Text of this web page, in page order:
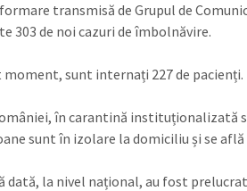
transmisă de Grupul de
303 de noi cazuri de îmbolnăvire.
moment, sunt internați 227 de pacienți.
în carantină instituționalizată
sunt în izolare la domiciliu și se
dată, la nivel național, au fost